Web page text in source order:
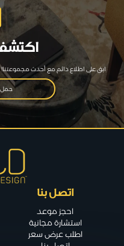
ابق على اطلاع دائم مع أحدث
حمل الكتالوج
اتصل بنا
احجز موعد
استشارة مجانية
اطلب عرض سعر